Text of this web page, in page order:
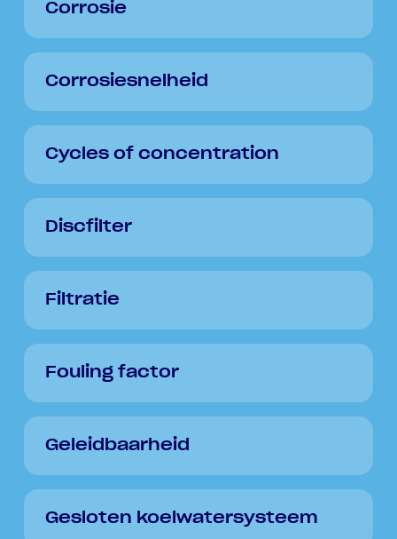
Corrosie
Corrosiesnelheid
Cycles of concentration
Discfilter
Filtratie
Fouling factor
Geleidbaarheid
Gesloten koelwatersysteem